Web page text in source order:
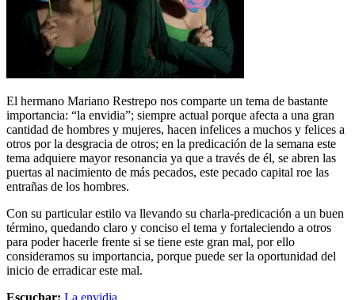
El hermano Mariano Restrepo nos comparte un tema de bastante
importancia: “la envidia”; siempre actual porque afecta a una gran
cantidad de hombres y mujeres, hacen infelices a muchos y felices a
otros por la desgracia de otros; en la predicación de la semana este
tema adquiere mayor resonancia ya que a través de él, se abren las
puertas al nacimiento de más pecados, este pecado capital roe las
entrañas de los hombres.
Con su particular estilo va llevando su charla-predicación a un buen
término, quedando claro y conciso el tema y fortaleciendo a otros
para poder hacerle frente si se tiene este gran mal, por ello
consideramos su importancia, porque puede ser la oportunidad del
inicio de erradicar este mal.